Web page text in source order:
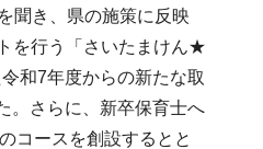
聞き、県の施策に反映
を行う「さいたまけん★
和7年度からの新たな取
。さらに、新卒保育士へ
コースを創設するとと